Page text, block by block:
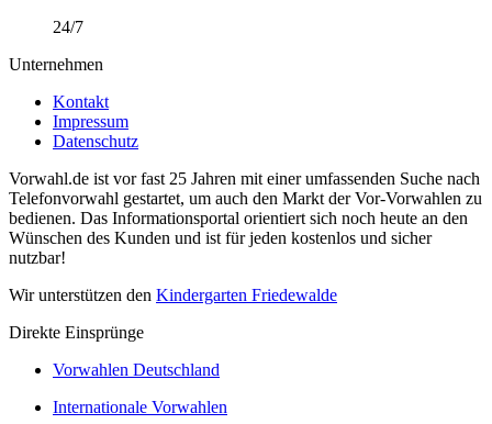
24/7
Unternehmen
Kontakt
Impressum
Datenschutz
Vorwahl.de ist vor fast 25 Jahren mit einer umfassenden Suche nach
Telefonvorwahl gestartet, um auch den Markt der Vor-Vorwahlen zu
bedienen. Das Informationsportal orientiert sich noch heute an den
Wünschen des Kunden und ist für jeden kostenlos und sicher
nutzbar!
Wir unterstützen den Kindergarten Friedewalde
Direkte Einsprünge
Vorwahlen Deutschland
Internationale Vorwahlen